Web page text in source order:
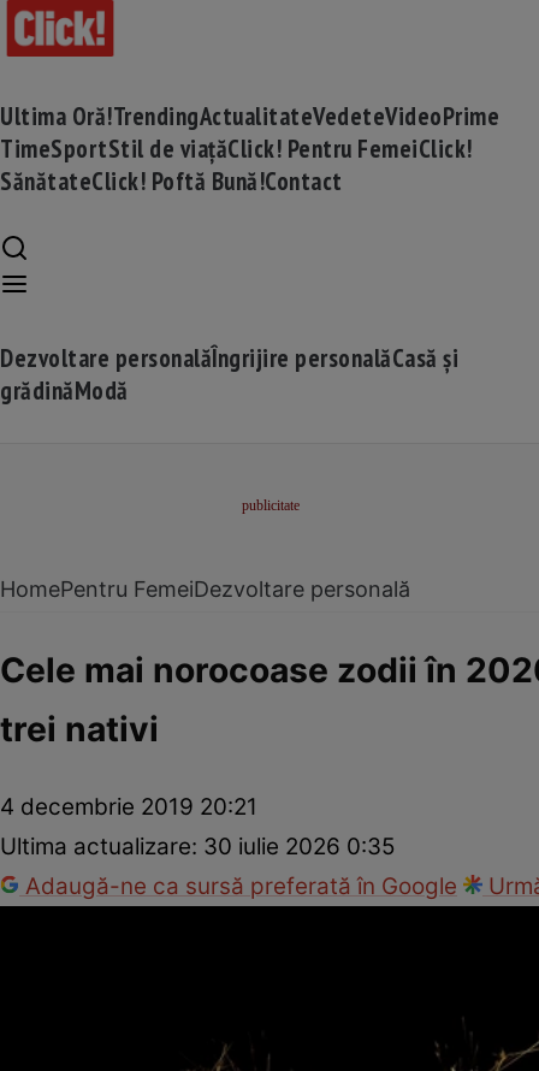
Ultima Oră!TrendingActualitateVedeteVideoPrime
TimeSportStil de viațăClick! Pentru FemeiClick!
SănătateClick! Poftă Bună!Contact
Dezvoltare personalăÎngrijire personalăCasă și
grădinăModă
HomePentru FemeiDezvoltare personală
Cele mai norocoase zodii în
trei nativi
4 decembrie 2019 20:21
Ultima actualizare: 30 iulie 2026 0:35
Adaugă-ne ca sursă preferată în Google